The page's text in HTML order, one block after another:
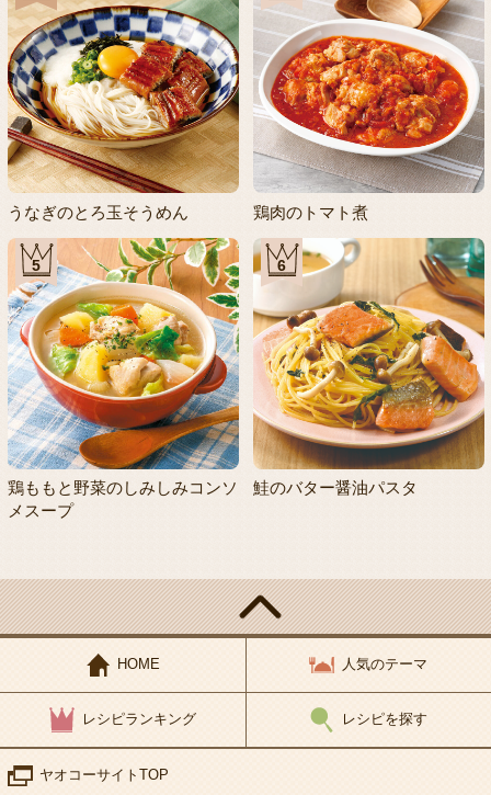
うなぎのとろ玉そうめん 鶏肉のトマト煮
5
鶏ももと野菜のしみしみコンソ
メスープ
6
鮭のバター醤油パスタ
HOME 人気のテーマ
レシピランキング レシピを探す
ヤオコーサイトTOP